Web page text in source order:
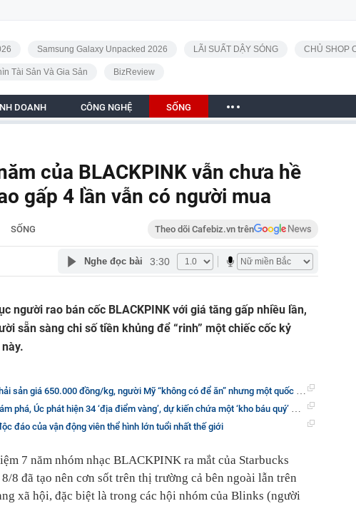
Samsung Galaxy Unpacked 2026 LÃI SUẤT DẬY SÓNG CHỦ SHOP
Tài Sản Và Gia Sản BizReview
DOANH CÔNG NGHỆ SỐNG
của BLACKPINK vẫn chưa hề
gấp 4 lần vẫn có người mua
SỐNG Theo dõi Cafebiz.vn trên
Nghe đọc bài 3:30
người rao bán cốc BLACKPINK với giá tăng gấp nhiều lần,
sẵn sàng chi số tiền khủng để “rinh” một chiếc cốc kỷ
đồng/kg, người Mỹ “không có để ăn” nhưng một quốc gia châu Âu lại khốn đốn vì phải tiêu huỷ hàng chục tấn/ngày
Úc phát hiện 34 ‘địa điểm vàng’, dự kiến chứa một ‘kho báu quý’ mà cả thế giới đang cần
đáo của vận động viên thể hình lớn tuổi nhất thế giới
7 năm nhóm nhạc BLACKPINK ra mắt của Starbucks
8 đã tạo nên cơn sốt trên thị trường cả bên ngoài lẫn trên
xã hội, đặc biệt là trong các hội nhóm của Blinks (người